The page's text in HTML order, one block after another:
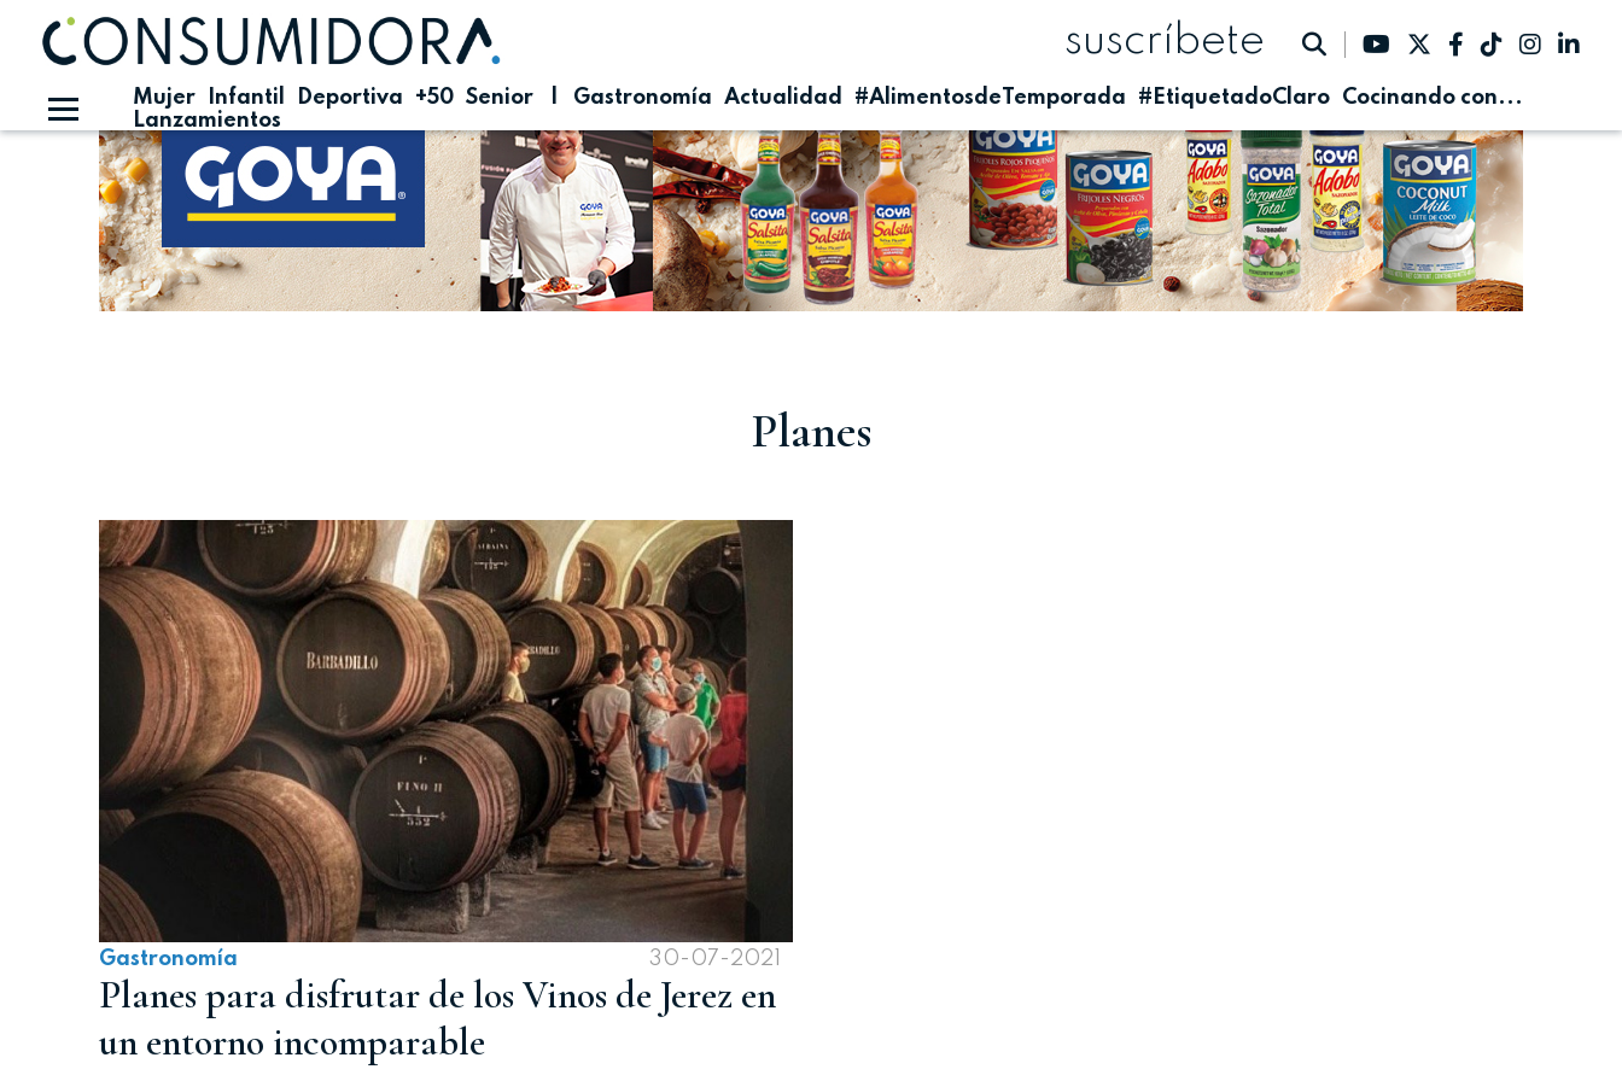
Mujer Infantil Deportiva +50 Senior | Gastronomía Actualidad #AlimentosdeTemporada #EtiquetadoClaro
Cocinando con...
Lanzamientos
suscríbete
Planes
Gastronomía 30-07-2021
Planes para disfrutar de los Vinos de Jerez en
un entorno incomparable